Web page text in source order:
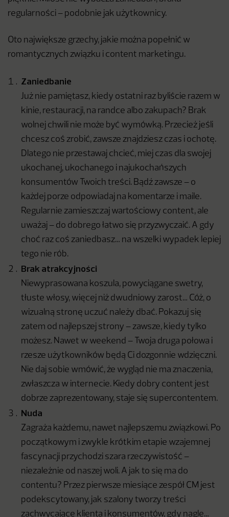
regularności – podobnie jak użytkownicy.
Oto największe grzechy, jakie można popełnić w
romantycznych związku i content marketingu.
Zaniedbanie
Już nie pamiętasz, kiedy ostatni raz byliście razem w
kinie, restauracji, na randce albo zakupach? Brak
wolnej chwili nie może być wymówką. Przecież jeśli
chcesz coś zrobić, zawsze znajdziesz czas i ochotę.
Dlatego nie przestawaj chcieć, miej czas dla swojej
ukochanej, ukochanego i najukochańszych
konsumentów Twoich treści. Bądź zawsze – o
każdej porze odpowiadaj na komentarze i maile.
Regularnie zamieszczaj wartościowy content, ale
uważaj – do dobrego łatwo się przyzwyczaić. A gdy
choć raz coś zaniedbasz… na wszelki wypadek lepiej
tego nie rób.
Brak atrakcyjności
Niewyprasowana koszula, powyciągane swetry,
tłuste włosy, więcej niż dwudniowy zarost… Cóż, o
wizualną stronę uczuć należy dbać. Pokazuj się
zatem od najlepszej strony – zawsze, kiedy tylko
możesz. Nawet w weekend – Twoja druga połowa i
rzesze użytkowników będą Ci dozgonnie wdzięczni.
Nie daj sobie wmówić, że wygląd nie ma znaczenia,
zwłaszcza w internecie. Kiedy dobry content jest
dobrze zaprezentowany, staje się supercontentem.
Nuda
Zagraża każdemu, nawet najlepszemu związkowi. Po
początkowym i zwykle krótkim etapie wzajemnej
fascynacji przychodzi szara rzeczywistość –
niezależnie od naszej woli. A jak to się ma do
contentu? Przez pierwsze miesiące zespół CM jest
podekscytowany, jak szalony tworzy treści
zachwycające klienta i konsumentów, gdy nagle…